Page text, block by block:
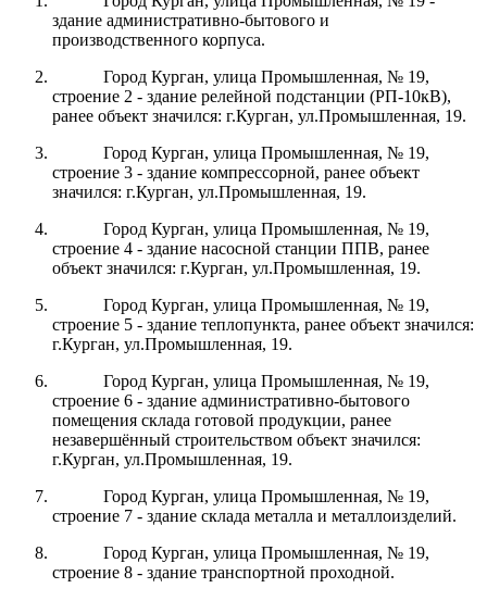
здание административно-бытового и
производственного корпуса.
Город Курган, улица Промышленная, № 19,
строение 2 - здание релейной подстанции (РП-10кВ),
ранее объект значился: г.Курган, ул.Промышленная, 19.
Город Курган, улица Промышленная, № 19,
строение 3 - здание компрессорной, ранее объект
значился: г.Курган, ул.Промышленная, 19.
Город Курган, улица Промышленная, № 19,
строение 4 - здание насосной станции ППВ, ранее
объект значился: г.Курган, ул.Промышленная, 19.
Город Курган, улица Промышленная, № 19,
строение 5 - здание теплопункта, ранее объект значился:
г.Курган, ул.Промышленная, 19.
Город Курган, улица Промышленная, № 19,
строение 6 - здание административно-бытового
помещения склада готовой продукции, ранее
незавершённый строительством объект значился:
г.Курган, ул.Промышленная, 19.
Город Курган, улица Промышленная, № 19,
строение 7 - здание склада металла и металлоизделий.
Город Курган, улица Промышленная, № 19,
строение 8 - здание транспортной проходной.